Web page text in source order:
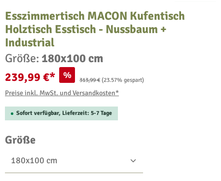
Esszimmertisch MACON Kufentisch
Holztisch Esstisch - Nussbaum +
Industrial
Größe: 180x100 cm
239,99 €* % Regulärer Preis:
313,99 € (23.57% gespart)
Preise inkl. MwSt. und Versandkosten*
Sofort verfügbar, Lieferzeit: 5-7 Tage
Größeauswählen